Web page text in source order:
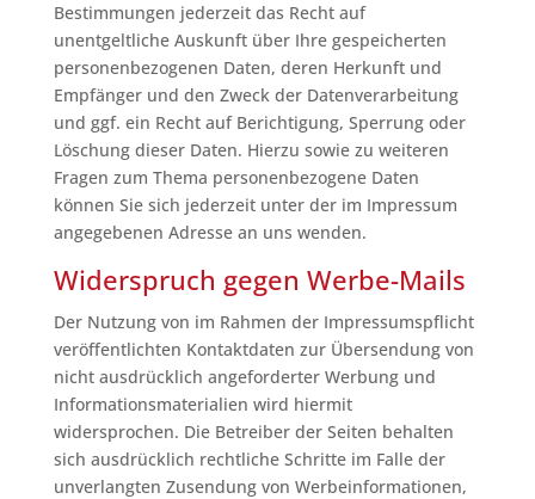
Bestimmungen jederzeit das Recht auf
unentgeltliche Auskunft über Ihre gespeicherten
personenbezogenen Daten, deren Herkunft und
Empfänger und den Zweck der Datenverarbeitung
und ggf. ein Recht auf Berichtigung, Sperrung oder
Löschung dieser Daten. Hierzu sowie zu weiteren
Fragen zum Thema personenbezogene Daten
können Sie sich jederzeit unter der im Impressum
angegebenen Adresse an uns wenden.
Widerspruch gegen Werbe-Mails
Der Nutzung von im Rahmen der Impressumspflicht
veröffentlichten Kontaktdaten zur Übersendung von
nicht ausdrücklich angeforderter Werbung und
Informationsmaterialien wird hiermit
widersprochen. Die Betreiber der Seiten behalten
sich ausdrücklich rechtliche Schritte im Falle der
unverlangten Zusendung von Werbeinformationen,